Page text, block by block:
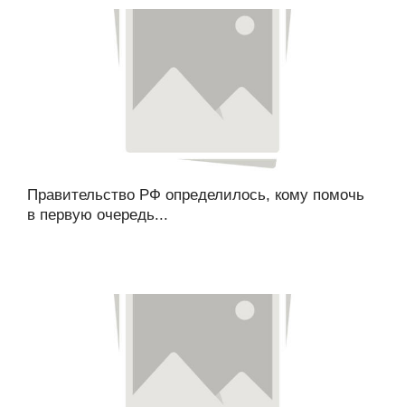
Правительство РФ определилось, кому помочь
в первую очередь...